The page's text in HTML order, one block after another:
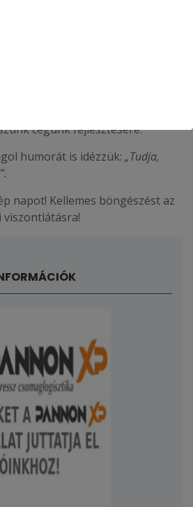
cégünk fejlesztésére.
humorát is idézzük: „Tudja,
napot! Kellemes böngészést az